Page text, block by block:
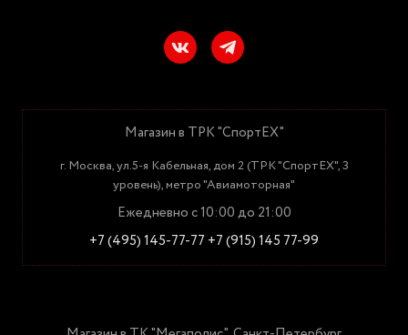
Магазин в ТРК "СпортЕХ"
г. Москва, ул.5-я Кабельная, дом 2 (ТРК "СпортЕХ", 3
уровень), метро "Авиамоторная"
Ежедневно с 10:00 до 21:00
+7 (495) 145-77-77 +7 (915) 145 77-99